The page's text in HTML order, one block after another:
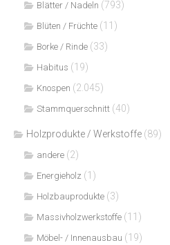
Blätter / Nadeln (793)
Blüten / Früchte (11)
Borke / Rinde (33)
Habitus (19)
Knospen (2.045)
Stammquerschnitt (40)
Holzprodukte / Werkstoffe (89)
andere (2)
Energieholz (1)
Holzbauprodukte (3)
Massivholzwerkstoffe (11)
Möbel- / Innenausbau (19)